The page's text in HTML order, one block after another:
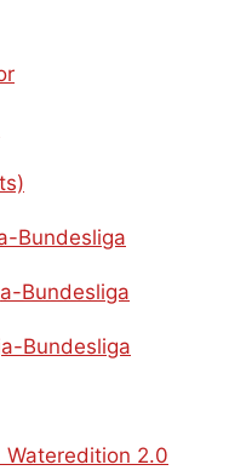
Bundesliga
Bundesliga
Bundesliga
Wateredition 2.0